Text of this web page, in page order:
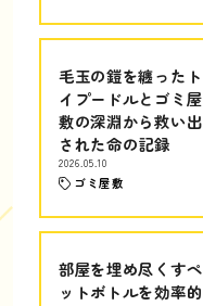
毛玉の鎧を纏ったト
イプードルとゴミ屋
敷の深淵から救い出
された命の記録
2026.05.10
ゴミ屋敷
部屋を埋め尽くすペ
ットボトルを効率的